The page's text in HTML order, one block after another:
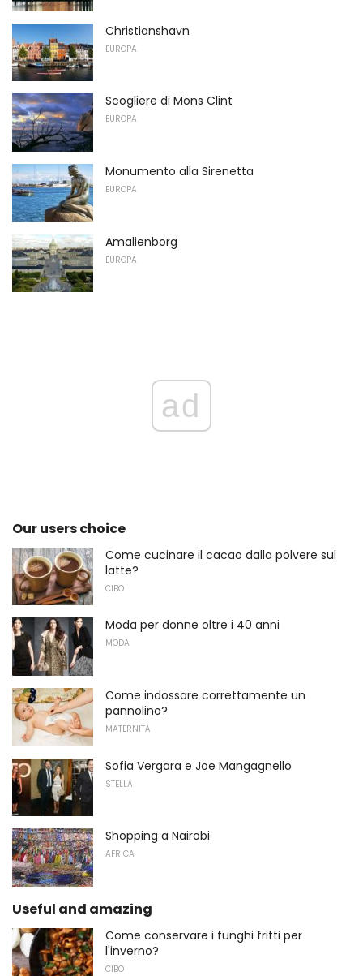
Christianshavn
EUROPA
Scogliere di Mons Clint
EUROPA
Monumento alla Sirenetta
EUROPA
Amalienborg
EUROPA
ad
Our users choice
Come cucinare il cacao dalla polvere sul
latte?
CIBO
Moda per donne oltre i 40 anni
MODA
Come indossare correttamente un
pannolino?
MATERNITÀ
Sofia Vergara e Joe Mangagnello
STELLA
Shopping a Nairobi
AFRICA
Useful and amazing
Come conservare i funghi fritti per
l'inverno?
CIBO